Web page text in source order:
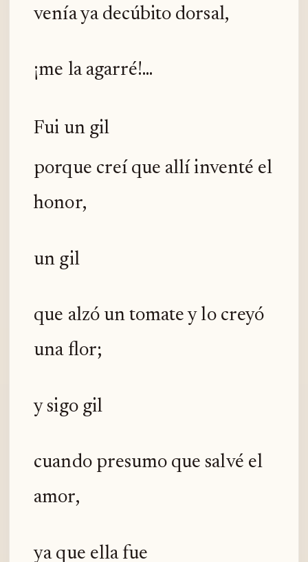
venía ya decúbito dorsal,
¡me la agarré!...
Fui un gil
porque creí que allí inventé el
honor,
un gil
que alzó un tomate y lo creyó
una flor;
y sigo gil
cuando presumo que salvé el
amor,
ya que ella fue